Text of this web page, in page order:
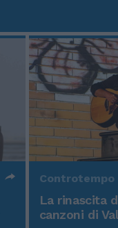
Controtempo
La rinascita
canzoni di